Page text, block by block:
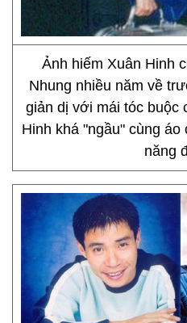
Ảnh hiếm Xuân Hinh
Nhung nhiều năm về
giản dị với mái tóc buộc
Hinh khá "ngầu" cùng
năng